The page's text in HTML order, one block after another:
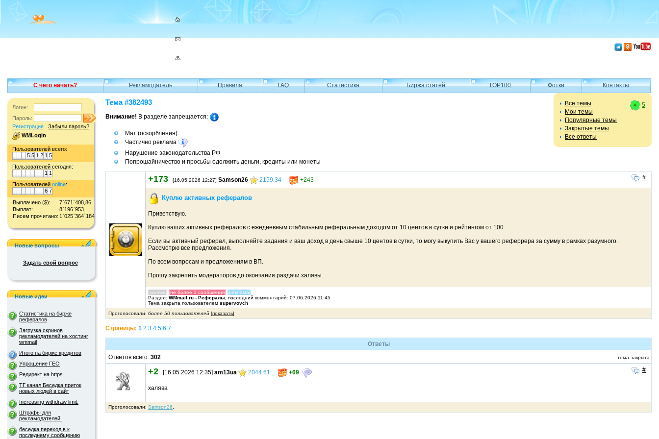
С чего начать? Рекламодатель Правила FAQ Статистика Биржа статей TOP100 Фотки Контакты
Логин:
Пароль:
Регистрация
Забыли пароль?
WMLogin
Пользователей всего:
5 5 1 2 1 5
Пользователей сегодня:
1 1
Пользователей online:
6 7
Выплачено ($):
7`671`408,86
Выплат:
8`196`953
Писем прочитано: 1`025`364`184
Новые вопросы
Задать свой вопрос
Новые идеи
Статистика на бирже
рефералов
Загрузка скринов
рекламодателей на хостинг
wmmail
Итого на бирже кредитов
Упрощение ГЕО
Редирект на https
ТГ канал Беседка приток
новых людей в сайт
Increasing withdraw limit.
Штрафы для
рекламодателей.
беседка переход в к
последнему сообщению
5
Все темы
Мои темы
Популярные темы
Закрытые темы
Все ответы
Тема #382493
Внимание! В разделе запрещается:
Мат (оскорбления)
Частично реклама
Нарушение законодательства РФ
Попрошайничество и просьбы одолжить деньги, кредиты или монеты
#
+173 [16.05.2026 12:27] Samson26 2159.34 +243
Куплю активных рефералов
Приветствую.
Куплю ваших активных рефералов с ежедневным стабильным реферальным доходом от 10 центов в сутки и рейтингом от 100.
Если вы активный реферал, выполняйте задания и ваш доход в день свыше 10 центов в сутки, то могу выкупить Вас у вашего реферрера за сумму в рамках разумного.
Рассмотрю все предложения.
По всем вопросам и предложениям в ВП.
Прошу закрепить модераторов до окончания раздачи халявы.
[халява] [не более 1 сообщения] [реклама]
Раздел: WMmail.ru - Рефералы , последний комментарий: 07.06.2026 11:45
Тема закрыта пользователем supervovch
Проголосовали: более 50 пользователей [показать]
Страницы: 1 2 3 4 5 6 7
Ответы
Ответов всего: 302 тема закрыта
#
+2 [16.05.2026 12:35] am13ua 2044.61 +69
халява
Проголосовали: Samson26